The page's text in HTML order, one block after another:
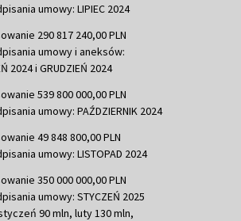
umowy: LIPIEC 2024
290 817 240,00 PLN
umowy i aneksów:
2024 i GRUDZIEŃ 2024
539 800 000,00 PLN
umowy: PAŹDZIERNIK 2024
49 848 800,00 PLN
umowy: LISTOPAD 2024
350 000 000,00 PLN
umowy: STYCZEŃ 2025
90 mln, luty 130 mln,